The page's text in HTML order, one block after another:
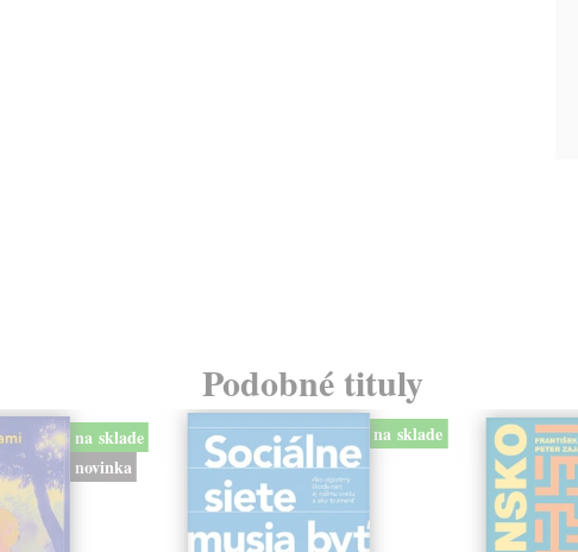
Podobné tituly
na sklade
novinka
na sklade